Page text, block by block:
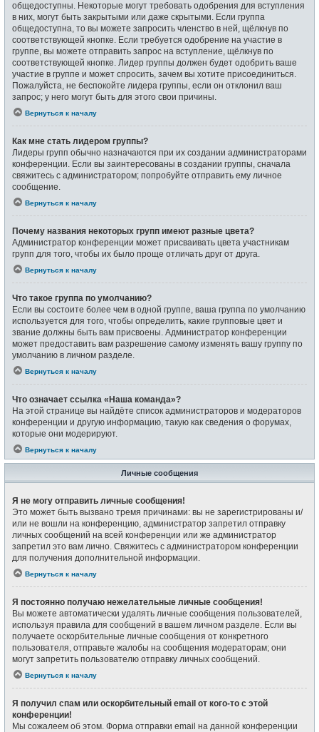
общедоступны. Некоторые могут требовать одобрения для вступления
в них, могут быть закрытыми или даже скрытыми. Если группа
общедоступна, то вы можете запросить членство в ней, щёлкнув по
соответствующей кнопке. Если требуется одобрение на участие в
группе, вы можете отправить запрос на вступление, щёлкнув по
соответствующей кнопке. Лидер группы должен будет одобрить ваше
участие в группе и может спросить, зачем вы хотите присоединиться.
Пожалуйста, не беспокойте лидера группы, если он отклонил ваш
запрос; у него могут быть для этого свои причины.
Вернуться к началу
Как мне стать лидером группы?
Лидеры групп обычно назначаются при их создании администраторами
конференции. Если вы заинтересованы в создании группы, сначала
свяжитесь с администратором; попробуйте отправить ему личное
сообщение.
Вернуться к началу
Почему названия некоторых групп имеют разные цвета?
Администратор конференции может присваивать цвета участникам
групп для того, чтобы их было проще отличать друг от друга.
Вернуться к началу
Что такое группа по умолчанию?
Если вы состоите более чем в одной группе, ваша группа по умолчанию
используется для того, чтобы определить, какие групповые цвет и
звание должны быть вам присвоены. Администратор конференции
может предоставить вам разрешение самому изменять вашу группу по
умолчанию в личном разделе.
Вернуться к началу
Что означает ссылка «Наша команда»?
На этой странице вы найдёте список администраторов и модераторов
конференции и другую информацию, такую как сведения о форумах,
которые они модерируют.
Вернуться к началу
Личные сообщения
Я не могу отправить личные сообщения!
Это может быть вызвано тремя причинами: вы не зарегистрированы и/
или не вошли на конференцию, администратор запретил отправку
личных сообщений на всей конференции или же администратор
запретил это вам лично. Свяжитесь с администратором конференции
для получения дополнительной информации.
Вернуться к началу
Я постоянно получаю нежелательные личные сообщения!
Вы можете автоматически удалять личные сообщения пользователей,
используя правила для сообщений в вашем личном разделе. Если вы
получаете оскорбительные личные сообщения от конкретного
пользователя, отправьте жалобы на сообщения модераторам; они
могут запретить пользователю отправку личных сообщений.
Вернуться к началу
Я получил спам или оскорбительный email от кого-то с этой
конференции!
Мы сожалеем об этом. Форма отправки email на данной конференции